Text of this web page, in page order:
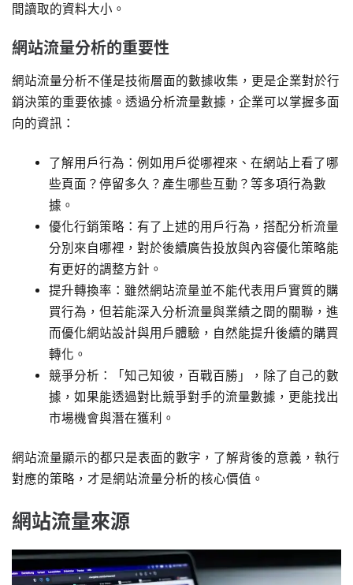
間讀取的資料大小。
網站流量分析的重要性
網站流量分析不僅是技術層面的數據收集，更是企業對於行
銷決策的重要依據。透過分析流量數據，企業可以掌握多面
向的資訊：
了解用戶行為：例如用戶從哪裡來、在網站上看了哪
些頁面？停留多久？產生哪些互動？等多項行為數
據。
優化行銷策略：有了上述的用戶行為，搭配分析流量
分別來自哪裡，對於後續廣告投放與內容優化策略能
有更好的調整方針。
提升轉換率：雖然網站流量並不能代表用戶實質的購
買行為，但若能深入分析流量與業績之間的關聯，進
而優化網站設計與用戶體驗，自然能提升後續的購買
轉化。
競爭分析：「知己知彼，百戰百勝」，除了自己的數
據，如果能透過對比競爭對手的流量數據，更能找出
市場機會與潛在獲利。
網站流量顯示的都只是表面的數字，了解背後的意義，執行
對應的策略，才是網站流量分析的核心價值。
網站流量來源